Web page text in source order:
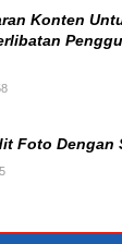
Konten
Foto Dengan